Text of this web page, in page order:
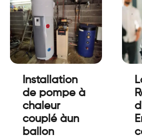
Installation
de pompe à
chaleur
couplé àun
ballon